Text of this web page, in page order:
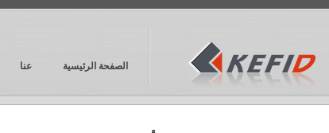
عنا الصفحة الرئيسية